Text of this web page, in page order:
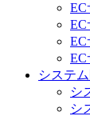
EC
EC
EC
EC
システ
シ
シ